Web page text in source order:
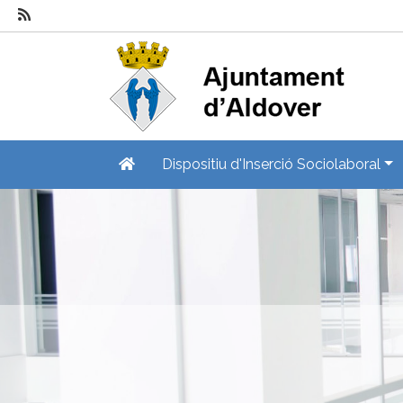
Dispositiu d'Inserció Sociolaboral